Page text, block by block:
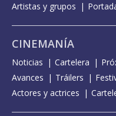
Artistas y grupos
CINEMANÍA
Noticias Cartelera
Avances
Tráilers
Actores y actrices